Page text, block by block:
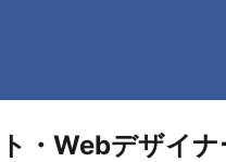
・Webデザイナ